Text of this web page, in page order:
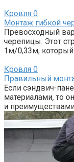
Кровля 0
Монтаж гибкой
Превосходный
черепицы. Этот
1м/0,33м, который
Кровля 0
Правильный
Если сэндвич-
материалами, то
и